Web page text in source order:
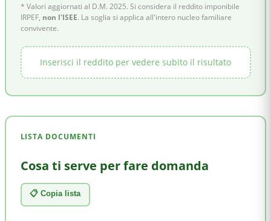
* Valori aggiornati al D.M. 2025. Si considera il reddito imponibile
IRPEF, non l'ISEE. La soglia si applica all'intero nucleo familiare
convivente.
Inserisci il reddito per vedere subito il risultato
LISTA DOCUMENTI
Cosa ti serve per fare domanda
📋 Copia lista